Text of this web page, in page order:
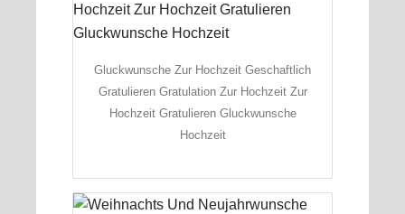
Gluckwunsche Zur Hochzeit Geschaftlich
Gratulieren Gratulation Zur Hochzeit Zur
Hochzeit Gratulieren Gluckwunsche
Hochzeit